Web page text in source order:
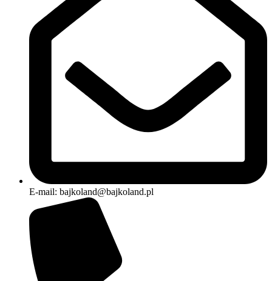
E-mail: bajkoland@bajkoland.pl